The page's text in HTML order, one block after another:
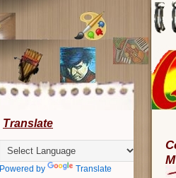
Translate
Powered by Translate